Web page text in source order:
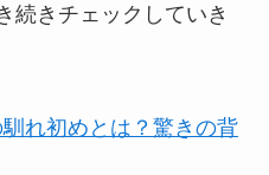
続きチェックしていき
れ初めとは？驚きの背